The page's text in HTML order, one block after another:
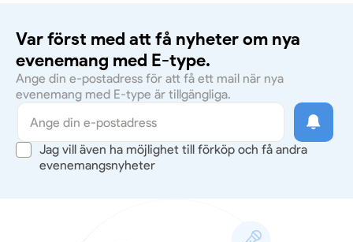
Var först med att få nyheter om nya
evenemang med E-type.
Ange din e-postadress för att få ett mail när nya
evenemang med E-type är tillgängliga.
Jag vill även ha möjlighet till förköp och få andra
evenemangsnyheter